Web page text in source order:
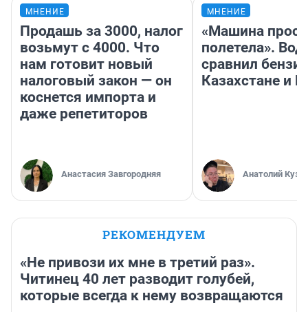
МНЕНИЕ
Продашь за 3000, налог
возьмут с 4000. Что
нам готовит новый
налоговый закон — он
коснется импорта и
даже репетиторов
Анастасия Завгородняя
МНЕНИЕ
«Машина
полетела».
сравнил
Казахстане и
Анатолий
РЕКОМЕНДУЕМ
«Не привози их мне в третий раз».
Читинец 40 лет разводит голубей,
которые всегда к нему возвращаются